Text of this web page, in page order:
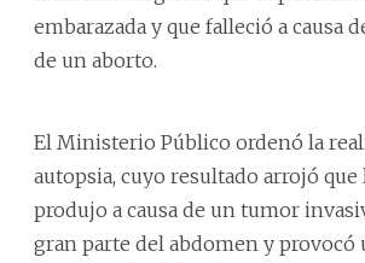
embarazada y que falleció a causa
de un aborto.
El Ministerio Público ordenó la
autopsia, cuyo resultado arrojó que
produjo a causa de un tumor
gran parte del abdomen y provocó